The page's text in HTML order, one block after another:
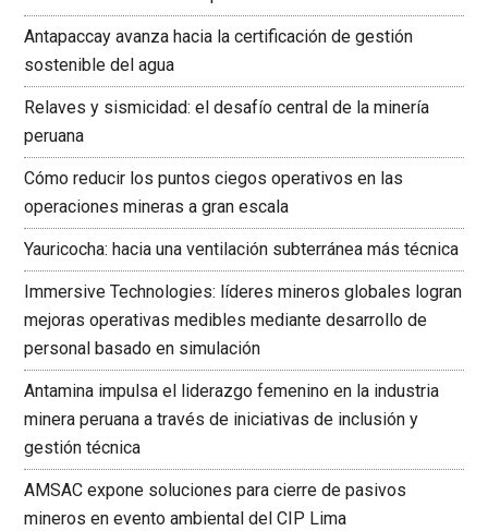
Antapaccay avanza hacia la certificación de gestión
sostenible del agua
Relaves y sismicidad: el desafío central de la minería
peruana
Cómo reducir los puntos ciegos operativos en las
operaciones mineras a gran escala
Yauricocha: hacia una ventilación subterránea más técnica
Immersive Technologies: líderes mineros globales logran
mejoras operativas medibles mediante desarrollo de
personal basado en simulación
Antamina impulsa el liderazgo femenino en la industria
minera peruana a través de iniciativas de inclusión y
gestión técnica
AMSAC expone soluciones para cierre de pasivos
mineros en evento ambiental del CIP Lima